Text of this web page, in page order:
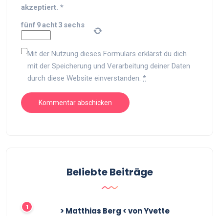
akzeptiert. *
fünf 9acht3 sechs
Mit der Nutzung dieses Formulars erklärst du dich
mit der Speicherung und Verarbeitung deiner Daten
durch diese Website einverstanden. *
Beliebte Beiträge
> Matthias Berg < von Yvette